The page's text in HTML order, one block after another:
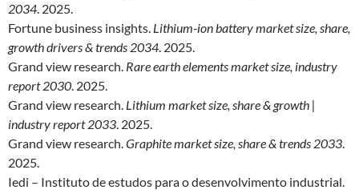
2034. 2025.
Fortune business insights. Lithium-ion battery market size, share,
growth drivers & trends 2034. 2025.
Grand view research. Rare earth elements market size, industry
report 2030. 2025.
Grand view research. Lithium market size, share & growth |
industry report 2033. 2025.
Grand view research.Graphite market size, share & trends 2033.
2025.
Iedi – Instituto de estudos para o desenvolvimento industrial.